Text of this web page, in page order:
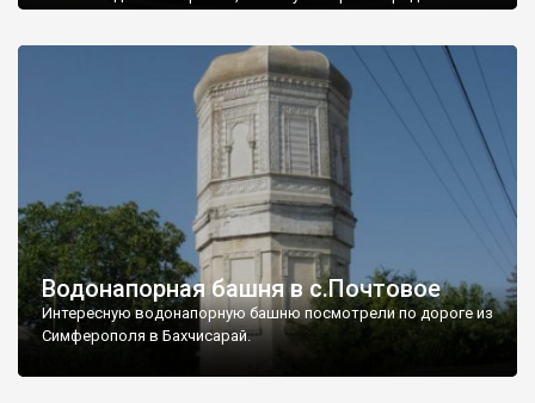
Водонапорная башня в с.Почтовое
Интересную водонапорную башню посмотрели по дороге из
Симферополя в Бахчисарай.